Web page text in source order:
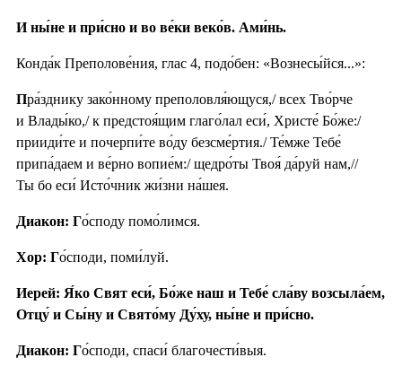
И ны́не и при́сно и во ве́ки веко́в. Ами́нь.
Конда́к Преполове́ния, глас 4, подо́бен: «Вознесы́йся...»:
Пра́зднику зако́нному преполовля́ющуся,/ всех Тво́рче
и Влады́ко,/ к предстоя́щим глаго́лал еси́, Христе́ Бо́же:/
прииди́те и почерпи́те во́ду безсме́ртия./ Те́мже Тебе́
припа́даем и ве́рно вопие́м:/ щедро́ты Твоя́ да́руй нам,//
Ты бо еси́ Исто́чник жи́зни на́шея.
Диакон: Го́споду помо́лимся.
Хор: Го́споди, поми́луй.
Иерей: Я́ко Свят еси́, Бо́же наш и Тебе́ сла́ву возсыла́ем,
Отцу́ и Сы́ну и Свято́му Ду́ху, ны́не и при́сно.
Диакон: Го́споди, спаси́ благочести́выя.